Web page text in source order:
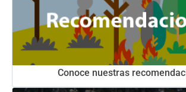
Conoce nuestras